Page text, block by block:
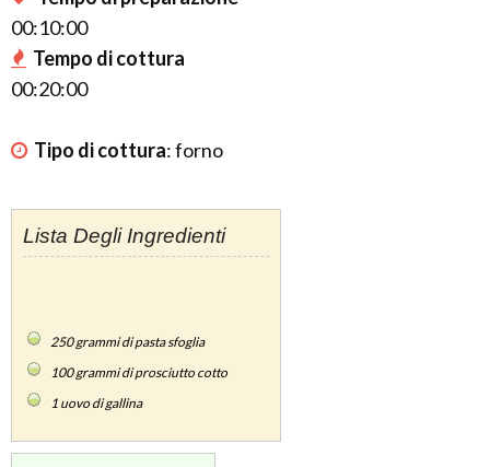
00:10:00
Tempo di cottura
00:20:00
Tipo di cottura:forno
Lista Degli Ingredienti
250grammi di pasta sfoglia
100grammi di prosciutto cotto
1 uovo di gallina